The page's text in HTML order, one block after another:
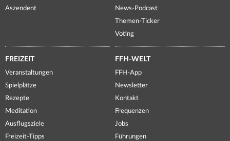
Aszendent
News-Podcast
Themen-Ticker
Voting
FREIZEIT
Veranstaltungen
Spielplätze
Rezepte
Meditation
Ausflugsziele
Freizeit-Tipps
FFH-WELT
FFH-App
Newsletter
Kontakt
Frequenzen
Jobs
Führungen